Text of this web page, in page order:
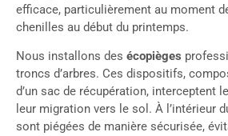
efficace, particulièrement au moment
chenilles au début du printemps.
Nous installons des écopièges
troncs d’arbres. Ces dispositifs,
d’un sac de récupération, interceptent
leur migration vers le sol. À l’intérieur
sont piégées de manière sécurisée,